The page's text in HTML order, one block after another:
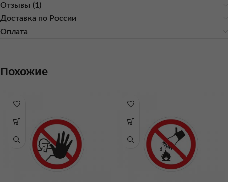
Отзывы (1)
Доставка по России
Оплата
Похожие